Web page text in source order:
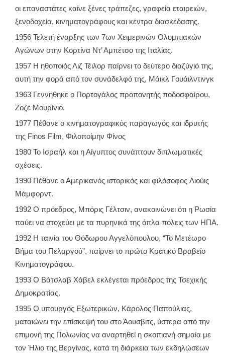
οι επαναστάτες καίνε ξένες τράπεζες, γραφεία εταιρειών,
ξενοδοχεία, κινηματογράφους και κέντρα διασκέδασης.
1956 Τελετή έναρξης των 7ων Χειμερινών Ολυμπιακών
Αγώνων στην Κορτίνα Ντ’ Αμπέτσο της Ιταλίας.
1957 Η ηθοποιός Λιζ Τέιλορ παίρνει το δεύτερο διαζύγιό της,
αυτή την φορά από τον συνάδελφό της, Μάικλ Γουάιλντινγκ
1963 Γεννήθηκε ο Πορτογάλος προπονητής ποδοσφαίρου,
Ζοζέ Μουρίνιο.
1977 Πέθανε ο κινηματογραφικός παραγωγός και ιδρυτής
της Finos Film, Φιλοποίμην Φίνος
1980 Το Ισραήλ και η Αίγυπτος συνάπτουν διπλωματικές
σχέσεις.
1990 Πέθανε ο Αμερικανός ιστορικός και φιλόσοφος Λιούις
Μάμφορντ.
1992 Ο πρόεδρος, Μπόρις Γέλτσιν, ανακοινώνει ότι η Ρωσία
παύει να στοχεύει με τα πυρηνικά της όπλα πόλεις των ΗΠΑ.
1992 Η ταινία του Θόδωρου Αγγελόπουλου, “Το Μετέωρο
Βήμα του Πελαργού”, παίρνει το πρώτο Κρατικό Βραβείο
Κινηματογράφου.
1993 Ο Βάτσλαβ Χάβελ εκλέγεται πρόεδρος της Τσεχικής
Δημοκρατίας.
1995 Ο υπουργός Εξωτερικών, Κάρολος Παπούλιας,
ματαιώνει την επίσκεψή του στο Άουσβιτς, ύστερα από την
επιμονή της Πολωνίας να αναρτηθεί η σκοπιανή σημαία με
τον Ήλιο της Βεργίνας, κατά τη διάρκεια των εκδηλώσεων